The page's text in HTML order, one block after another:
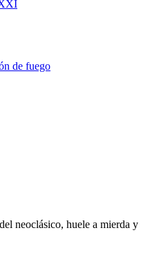
de fuego
neoclásico, huele a mierda